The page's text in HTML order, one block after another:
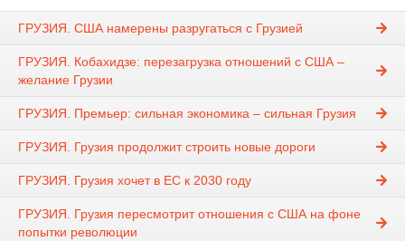
ГРУЗИЯ. США намерены разругаться с Грузией
ГРУЗИЯ. Кобахидзе: перезагрузка отношений с США –
желание Грузии
ГРУЗИЯ. Премьер: сильная экономика – сильная Грузия
ГРУЗИЯ. Грузия продолжит строить новые дороги
ГРУЗИЯ. Грузия хочет в ЕС к 2030 году
ГРУЗИЯ. Грузия пересмотрит отношения с США на фоне
попытки революции